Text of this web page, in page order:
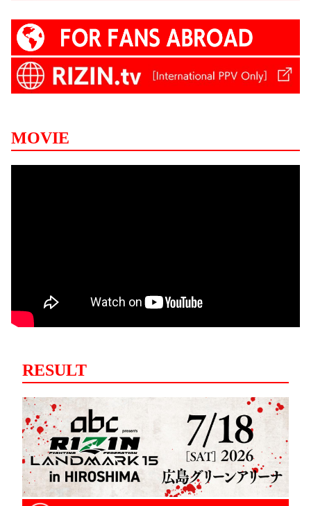
MOVIE
RESULT